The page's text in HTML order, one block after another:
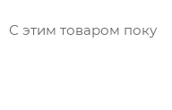
С этим товаром